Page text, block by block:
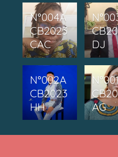
N°004A
CB2023
CAC
DJ
N°002A
CB2023
HH
AG